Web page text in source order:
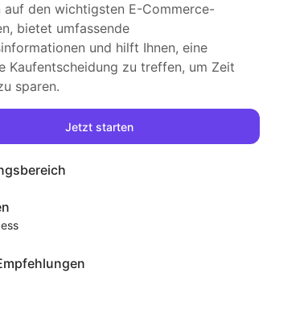
auf den wichtigsten E-Commerce-
bietet umfassende
und hilft Ihnen, eine
Kaufentscheidung zu treffen, um Zeit
sparen.
Jetzt starten